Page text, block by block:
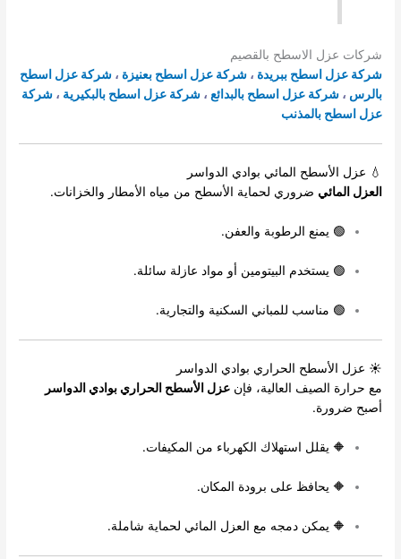
شركات عزل الاسطح بالقصيم
شركة عزل اسطح ببريدة ،شركة عزل اسطح بعنيزة ، شركة عزل اسطح
بالرس ،شركة عزل اسطح بالبدائع ،شركة عزل اسطح بالبكيرية ،شركة
عزل اسطح بالمذنب
💧 عزل الأسطح المائي بوادي الدواسر
العزل المائي ضروري لحماية الأسطح من مياه الأمطار والخزانات.
🟢 يمنع الرطوبة والعفن.
🟢 يستخدم البيتومين أو مواد عازلة سائلة.
🟢 مناسب للمباني السكنية والتجارية.
☀ عزل الأسطح الحراري بوادي الدواسر
مع حرارة الصيف العالية، فإنعزل الأسطح الحراري بوادي الدواسر
أصبح ضرورة.
🔶 يقلل استهلاك الكهرباء من المكيفات.
🔶 يحافظ على برودة المكان.
🔶 يمكن دمجه مع العزل المائي لحماية شاملة.